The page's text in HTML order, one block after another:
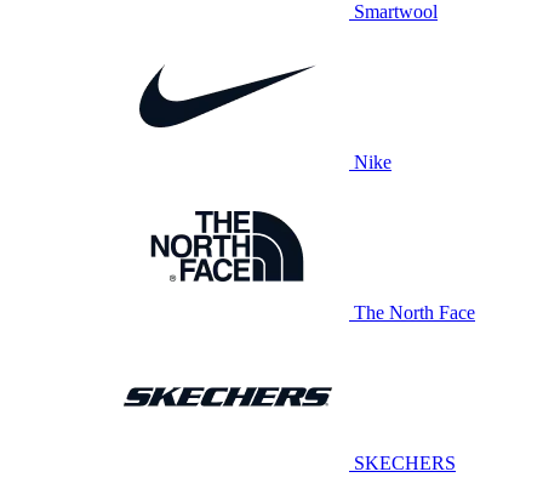
Smartwool
Nike
The North Face
SKECHERS